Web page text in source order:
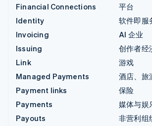
Financial Connections
Identity
Invoicing
Issuing
Link
Managed Payments
Payment links
Payments
Payouts
平台
软件即服
AI 企业
创作者经
游戏
酒店、旅
保险
媒体与娱
非营利组